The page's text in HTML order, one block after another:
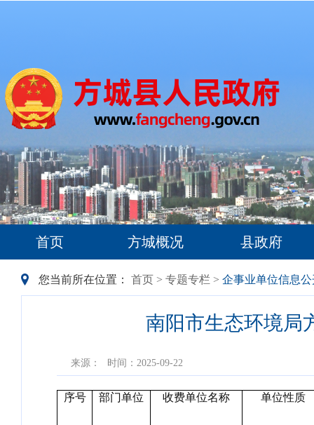
首页 方城概况 县政府
您当前所在位置： 首页 > 专题专栏 > 企事业单位信息公
南阳市生态环境局
来源： 时间：2025-09-22
序号 部门单位 收费单位名称 单位性质